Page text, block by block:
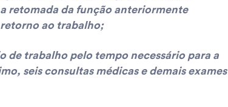
retomada da função anteriormente
ao trabalho;
de trabalho pelo tempo necessário para a
seis consultas médicas e demais exames